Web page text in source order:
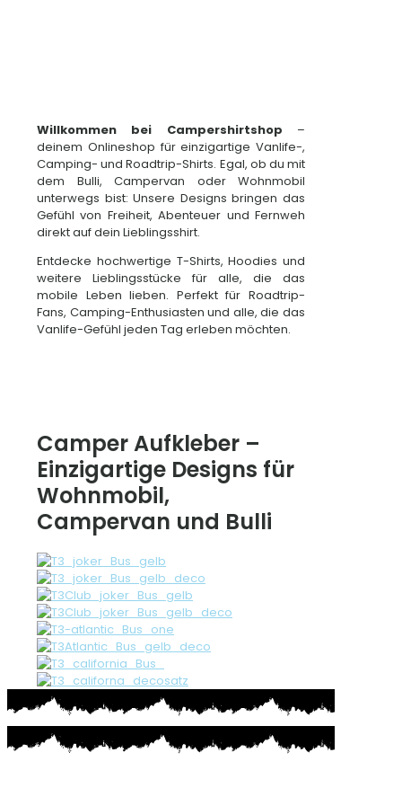
Willkommen bei Campershirtshop –
deinem Onlineshop für einzigartige Vanlife-,
Camping- und Roadtrip-Shirts. Egal, ob du mit
dem Bulli, Campervan oder Wohnmobil
unterwegs bist: Unsere Designs bringen das
Gefühl von Freiheit, Abenteuer und Fernweh
direkt auf dein Lieblingsshirt.
Entdecke hochwertige T-Shirts, Hoodies und
weitere Lieblingsstücke für alle, die das
mobile Leben lieben. Perfekt für Roadtrip-
Fans, Camping-Enthusiasten und alle, die das
Vanlife-Gefühl jeden Tag erleben möchten.
Camper Aufkleber –
Einzigartige Designs für
Wohnmobil,
Campervan und Bulli